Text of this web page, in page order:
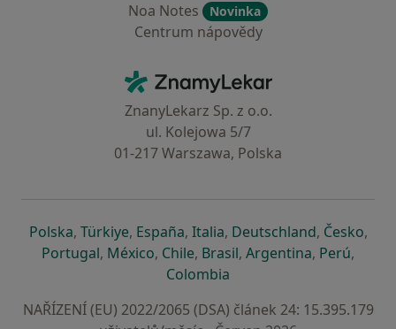
Noa Notes
Novinka
Centrum nápovědy
ZnamyLekar - Hlavní stránka
ZnanyLekarz Sp. z o.o.
ul. Kolejowa 5/7
01-217 Warszawa, Polska
Polskase otevře v nové záložce
, Türkiyese otevře v nové záložce
, Españase otevře v nové záložce
, Italiase otevře v nové záložce
, Deutschlandse otevře v
, Českose
,
Portugalse otevře v nové záložce
, Méxicose otevře v nové záložce
, Chilese otevře v nové záložce
, Brasilse otevře v nové
, Argentinase otevře v
, Perúse
,
Colombia
NAŘÍZENÍ (EU) 2022/2065 (DSA) článek 24: 15.395.179